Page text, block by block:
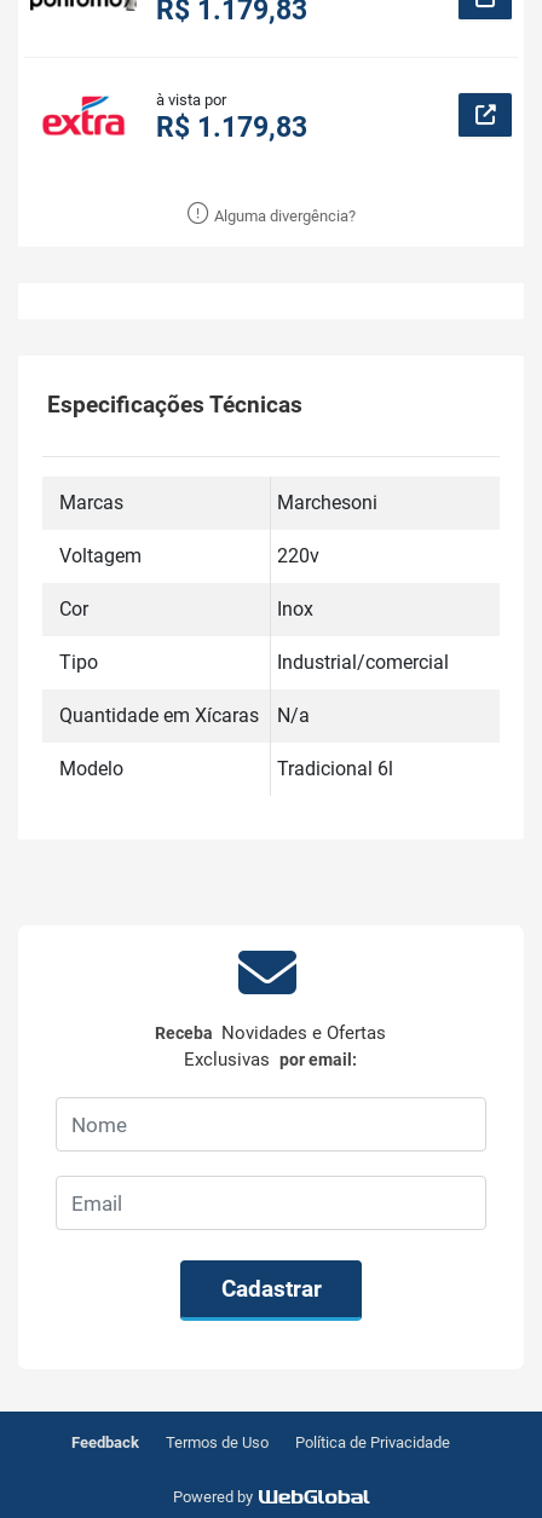
R$ 1.179,83
à vista por
R$ 1.179,83
Alguma divergência?
Especificações Técnicas
Marcas Marchesoni
Voltagem 220v
Cor Inox
Tipo Industrial/comercial
Quantidade em Xícaras N/a
Modelo Tradicional 6l
Receba Novidades e Ofertas
Exclusivaspor email:
Cadastrar
Feedback Termos de Uso Política de Privacidade
Powered by